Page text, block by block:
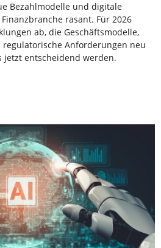
Bezahlmodelle und digitale
rasant. Für 2026
ab, die Geschäftsmodelle,
Anforderungen neu
jetzt entscheidend werden.